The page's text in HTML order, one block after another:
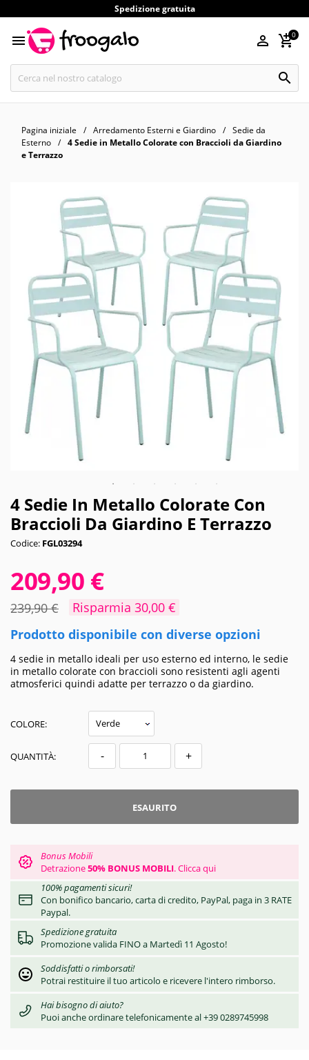
Spedizione gratuita
  0

Pagina iniziale Arredamento Esterni e Giardino
Sedie da
Esterno
4 Sedie in Metallo Colorate con Braccioli da Giardino
e Terrazzo
4 Sedie In Metallo Colorate Con
Braccioli Da Giardino E Terrazzo
Codice: FGL03294
209,90 €
239,90 €
Risparmia 30,00 €
Prodotto disponibile con diverse opzioni
4 sedie in metallo ideali per uso esterno ed interno, le sedie
in metallo colorate con braccioli sono resistenti agli agenti
atmosferici quindi adatte per terrazzo o da giardino.
COLORE:
QUANTITÀ: - +
ESAURITO
Bonus Mobili
Detrazione50% BONUS MOBILI.Clicca qui
100% pagamenti sicuri!
Con bonifico bancario, carta di credito, PayPal, paga in 3 RATE
Paypal.
Spedizione gratuita
Promozione valida FINO a Martedì 11 Agosto!
Soddisfatti o rimborsati!
Potrai restituire il tuo articolo e ricevere l'intero rimborso.
Hai bisogno di aiuto?
Puoi anche ordinare telefonicamente al +39 0289745998